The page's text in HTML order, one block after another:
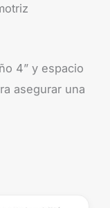
4” y espacio
asegurar una